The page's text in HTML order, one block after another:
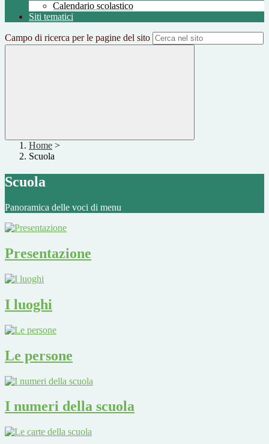
Calendario scolastico
Siti tematici
Campo di ricerca per le pagine del sito
Home >
Scuola
Scuola
Panoramica delle voci di menu
Presentazione
I luoghi
Le persone
I numeri della scuola